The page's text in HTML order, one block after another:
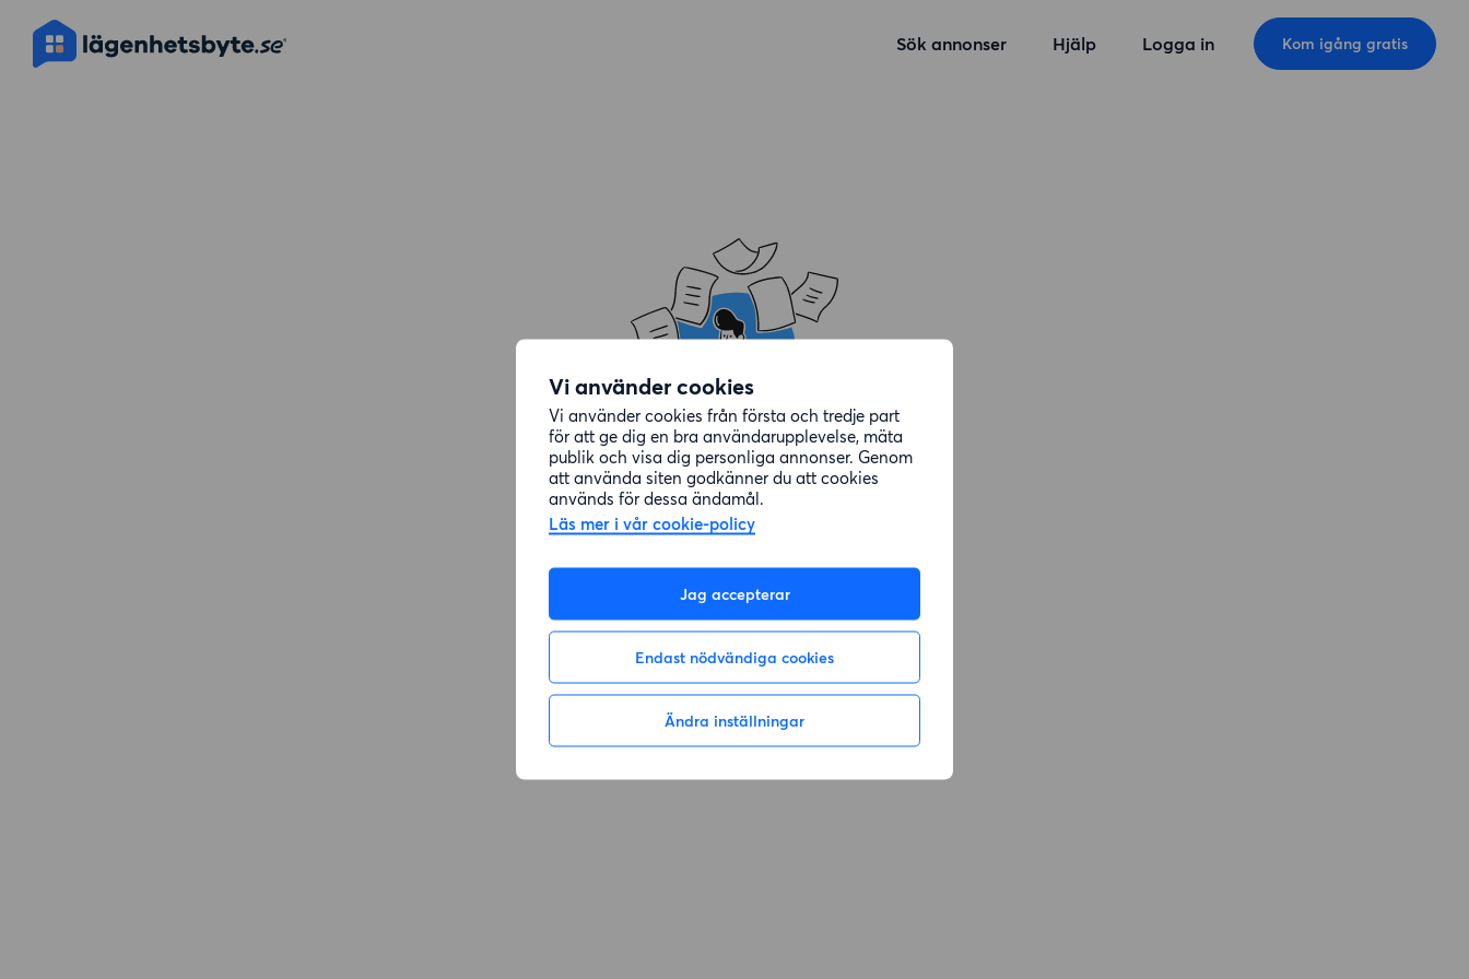
Vi använder cookies
Vi använder cookies från första och tredje part
för att ge dig en bra användarupplevelse, mäta
publik och visa dig personliga annonser. Genom
att använda siten godkänner du att cookies
används för dessa ändamål.
Läs mer i vår cookie-policy
Jag accepterar
Endast nödvändiga cookies
Ändra inställningar
Sök annonser Hjälp Logga in Kom igång gratis
Annonsen du letade efter är borttagen
Gå till sök